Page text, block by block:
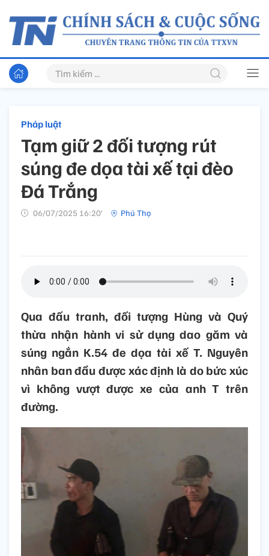
Pháp luật
Tạm giữ 2 đối tượng rút
súng đe dọa tài xế tại đèo
Đá Trắng
06/07/2025 16:20’ Phú Thọ
Qua đấu tranh, đối tượng Hùng và Quý
thừa nhận hành vi sử dụng dao găm và
súng ngắn K.54 đe dọa tài xế T. Nguyên
nhân ban đầu được xác định là do bức xúc
vì không vượt được xe của anh T trên
đường.